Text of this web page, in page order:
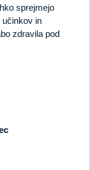
sprejmejo
učinkov in
zdravila pod